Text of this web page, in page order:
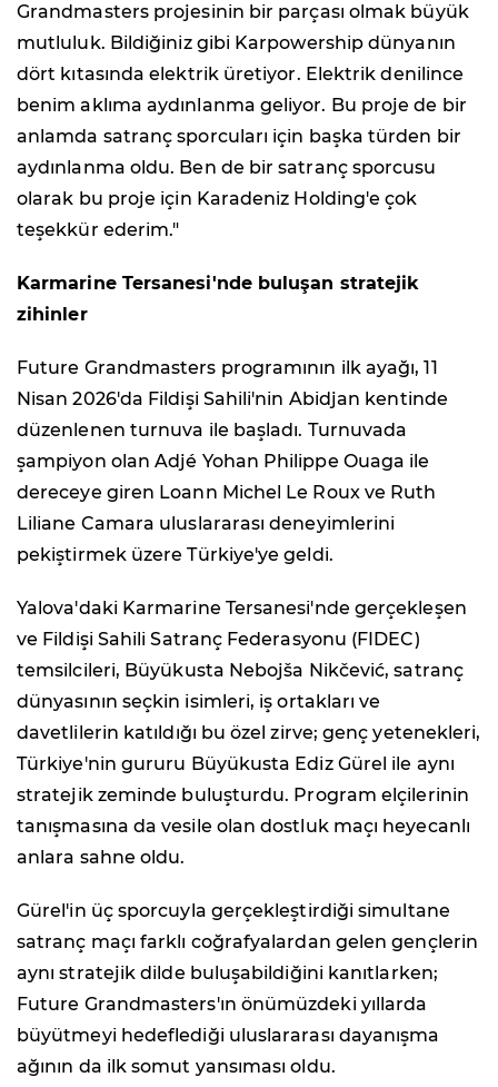
Grandmasters projesinin bir parçası olmak büyük
mutluluk. Bildiğiniz gibi Karpowership dünyanın
dört kıtasında elektrik üretiyor. Elektrik denilince
benim aklıma aydınlanma geliyor. Bu proje de bir
anlamda satranç sporcuları için başka türden bir
aydınlanma oldu. Ben de bir satranç sporcusu
olarak bu proje için Karadeniz Holding'e çok
teşekkür ederim."
Karmarine Tersanesi'nde buluşan stratejik
zihinler
Future Grandmasters programının ilk ayağı, 11
Nisan 2026'da Fildişi Sahili'nin Abidjan kentinde
düzenlenen turnuva ile başladı. Turnuvada
şampiyon olan Adjé Yohan Philippe Ouaga ile
dereceye giren Loann Michel Le Roux ve Ruth
Liliane Camara uluslararası deneyimlerini
pekiştirmek üzere Türkiye'ye geldi.
Yalova'daki Karmarine Tersanesi'nde gerçekleşen
ve Fildişi Sahili Satranç Federasyonu (FIDEC)
temsilcileri, Büyükusta Nebojša Nikčević, satranç
dünyasının seçkin isimleri, iş ortakları ve
davetlilerin katıldığı bu özel zirve; genç yetenekleri,
Türkiye'nin gururu Büyükusta Ediz Gürel ile aynı
stratejik zeminde buluşturdu. Program elçilerinin
tanışmasına da vesile olan dostluk maçı heyecanlı
anlara sahne oldu.
Gürel'in üç sporcuyla gerçekleştirdiği simultane
satranç maçı farklı coğrafyalardan gelen gençlerin
aynı stratejik dilde buluşabildiğini kanıtlarken;
Future Grandmasters'ın önümüzdeki yıllarda
büyütmeyi hedeflediği uluslararası dayanışma
ağının da ilk somut yansıması oldu.